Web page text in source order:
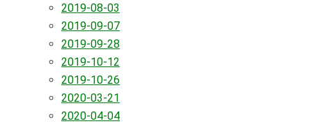
2019-08-03
2019-09-07
2019-09-28
2019-10-12
2019-10-26
2020-03-21
2020-04-04